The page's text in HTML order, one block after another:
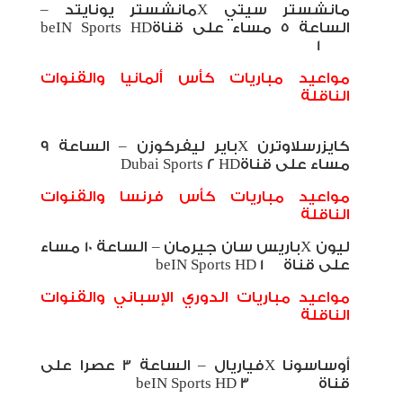
مانشستر سيتي Xمانشستر يونايتد –
الساعة 5 مساء على قناة
beIN Sports HD
1
مواعيد مباريات كأس ألمانيا والقنوات
الناقلة
كايزرسلاوترن X
باير ليفركوزن – الساعة 9
مساء على قناةDubai Sports 2 HD
مواعيد مباريات كأس فرنسا والقنوات
الناقلة
ليون X
باريس سان جيرمان – الساعة 10 مساء
على قناة beIN Sports HD 1
مواعيد مباريات الدوري الإسباني والقنوات
الناقلة
أوساسونا X
فياريال – الساعة 3 عصرا على
قناة beIN Sports HD 3